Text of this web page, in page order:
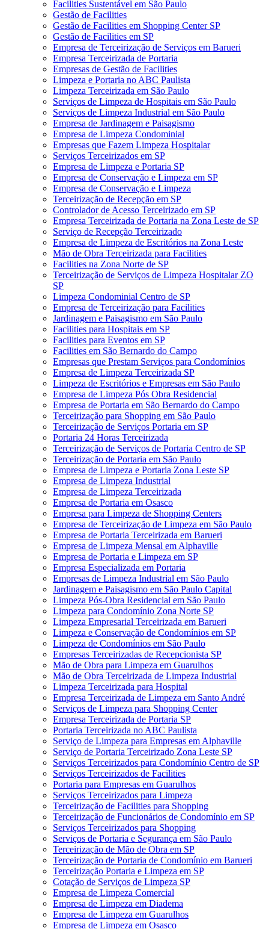
Facilities Sustentável em São Paulo
Gestão de Facilities
Gestão de Facilities em Shopping Center SP
Gestão de Facilities em SP
Empresa de Terceirização de Serviços em Barueri
Empresa Terceirizada de Portaria
Empresas de Gestão de Facilities
Limpeza e Portaria no ABC Paulista
Limpeza Terceirizada em São Paulo
Serviços de Limpeza de Hospitais em São Paulo
Serviços de Limpeza Industrial em São Paulo
Empresa de Jardinagem e Paisagismo
Empresa de Limpeza Condominial
Empresas que Fazem Limpeza Hospitalar
Serviços Terceirizados em SP
Empresa de Limpeza e Portaria SP
Empresa de Conservação e Limpeza em SP
Empresa de Conservação e Limpeza
Terceirização de Recepção em SP
Controlador de Acesso Terceirizado em SP
Empresa Terceirizada de Portaria na Zona Leste de SP
Serviço de Recepção Terceirizado
Empresa de Limpeza de Escritórios na Zona Leste
Mão de Obra Terceirizada para Facilities
Facilities na Zona Norte de SP
Terceirização de Serviços de Limpeza Hospitalar ZO
SP
Limpeza Condominial Centro de SP
Empresa de Terceirização para Facilities
Jardinagem e Paisagismo em São Paulo
Facilities para Hospitais em SP
Facilities para Eventos em SP
Facilities em São Bernardo do Campo
Empresas que Prestam Serviços para Condomínios
Empresa de Limpeza Terceirizada SP
Limpeza de Escritórios e Empresas em São Paulo
Empresa de Limpeza Pós Obra Residencial
Empresa de Portaria em São Bernardo do Campo
Terceirização para Shopping em São Paulo
Terceirização de Serviços Portaria em SP
Portaria 24 Horas Terceirizada
Terceirização de Serviços de Portaria Centro de SP
Terceirização de Portaria em São Paulo
Empresa de Limpeza e Portaria Zona Leste SP
Empresa de Limpeza Industrial
Empresa de Limpeza Terceirizada
Empresa de Portaria em Osasco
Empresa para Limpeza de Shopping Centers
Empresa de Terceirização de Limpeza em São Paulo
Empresa de Portaria Terceirizada em Barueri
Empresa de Limpeza Mensal em Alphaville
Empresa de Portaria e Limpeza em SP
Empresa Especializada em Portaria
Empresas de Limpeza Industrial em São Paulo
Jardinagem e Paisagismo em São Paulo Capital
Limpeza Pós-Obra Residencial em São Paulo
Limpeza para Condomínio Zona Norte SP
Limpeza Empresarial Terceirizada em Barueri
Limpeza e Conservação de Condomínios em SP
Limpeza de Condomínios em São Paulo
Empresas Terceirizadas de Recepcionista SP
Mão de Obra para Limpeza em Guarulhos
Mão de Obra Terceirizada de Limpeza Industrial
Limpeza Terceirizada para Hospital
Empresa Terceirizada de Limpeza em Santo André
Serviços de Limpeza para Shopping Center
Empresa Terceirizada de Portaria SP
Portaria Terceirizada no ABC Paulista
Serviço de Limpeza para Empresas em Alphaville
Serviço de Portaria Terceirizado Zona Leste SP
Serviços Terceirizados para Condomínio Centro de SP
Serviços Terceirizados de Facilities
Portaria para Empresas em Guarulhos
Serviços Terceirizados para Limpeza
Terceirização de Facilities para Shopping
Terceirização de Funcionários de Condomínio em SP
Serviços Terceirizados para Shopping
Serviços de Portaria e Segurança em São Paulo
Terceirização de Mão de Obra em SP
Terceirização de Portaria de Condomínio em Barueri
Terceirização Portaria e Limpeza em SP
Cotação de Serviços de Limpeza SP
Empresa de Limpeza Comercial
Empresa de Limpeza em Diadema
Empresa de Limpeza em Guarulhos
Empresa de Limpeza em Osasco